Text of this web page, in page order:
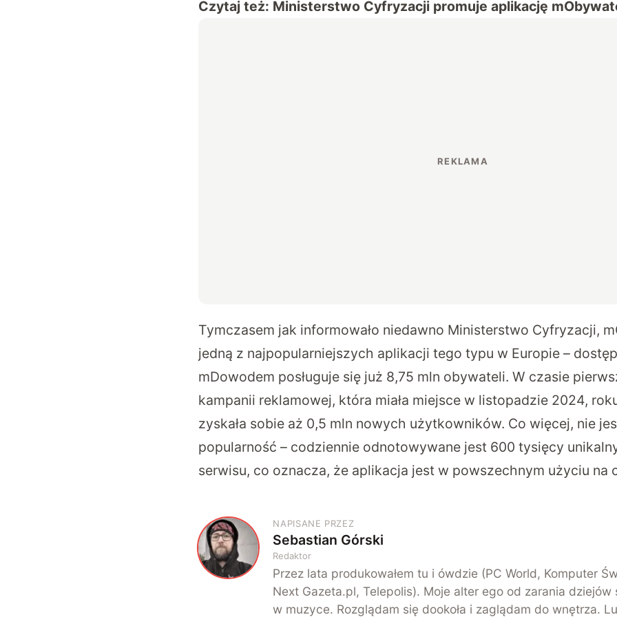
Czytaj też: Ministerstwo Cyfryzacji promuje aplikację
Tymczasem jak informowało niedawno Ministerstwo Cyfryzacji,
jedną z najpopularniejszych aplikacji tego typu w Europie –
mDowodem posługuje się już 8,75 mln obywateli. W czasie
kampanii reklamowej, która miała miejsce w listopadzie 2024,
zyskała sobie aż 0,5 mln nowych użytkowników. Co więcej, nie
popularność – codziennie odnotowywane jest 600 tysięcy
serwisu, co oznacza, że aplikacja jest w powszechnym użyciu na
S
NAPISANE PRZEZ
Sebastian Górski
Redaktor
Przez lata produkowałem tu i ówdzie (PC World, Komputer
Next Gazeta.pl, Telepolis). Moje alter ego od zarania dziejów
w muzyce. Rozglądam się dookoła i zaglądam do wnętrza.